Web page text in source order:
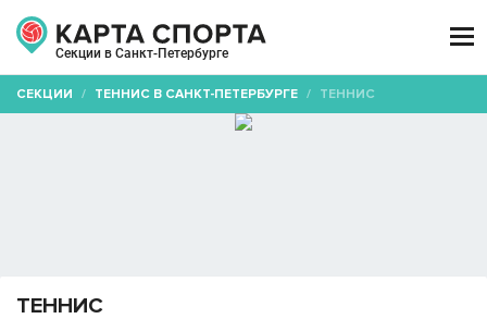
Секции в Санкт-Петербурге

СЕКЦИИ / ТЕННИС В САНКТ-ПЕТЕРБУРГЕ / ТЕННИС
ТЕННИС